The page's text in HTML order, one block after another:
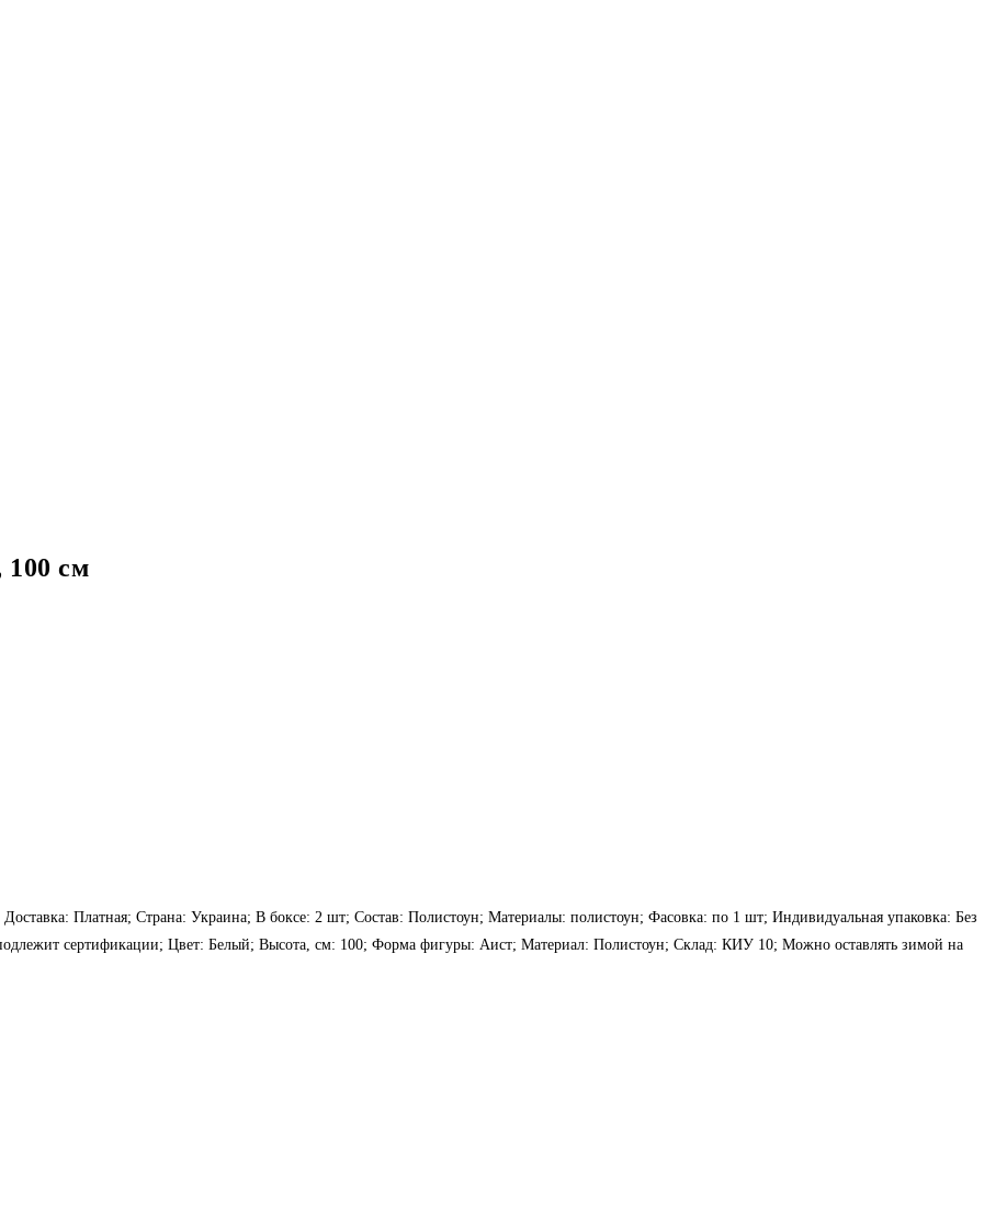
100 см
Платная; Страна: Украина; В боксе: 2 шт; Состав: Полистоун; Материалы: полистоун; Фасовка: по 1 шт; Индивидуальная упаковка: Без
сертификации; Цвет: Белый; Высота, см: 100; Форма фигуры: Аист; Материал: Полистоун; Склад: КИУ 10; Можно оставлять зимой на